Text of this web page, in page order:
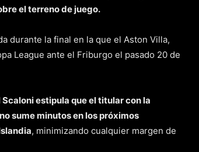
el terreno de juego.
durante la final en la que el Aston Villa,
League ante el Friburgo el pasado 20 de
estipula que el titular con la
sume minutos en los próximos
, minimizando cualquier margen de